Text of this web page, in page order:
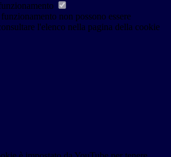
non possono essere
l'elenco nella pagina della cookie